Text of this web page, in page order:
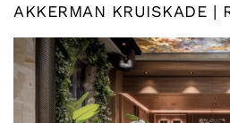
AKKERMAN KRUISKADE |